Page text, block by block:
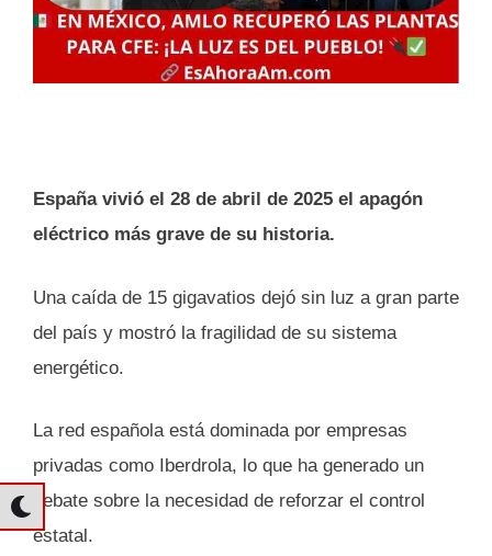
España vivió el 28 de abril de 2025 el apagón
eléctrico más grave de su historia.
Una caída de 15 gigavatios dejó sin luz a gran parte
del país y mostró la fragilidad de su sistema
energético.
La red española está dominada por empresas
privadas como Iberdrola, lo que ha generado un
debate sobre la necesidad de reforzar el control
estatal.